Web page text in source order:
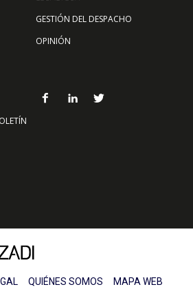
GESTIÓN DEL DESPACHO
OPINIÓN
QUIÉNES SOMOS MAPA WEB